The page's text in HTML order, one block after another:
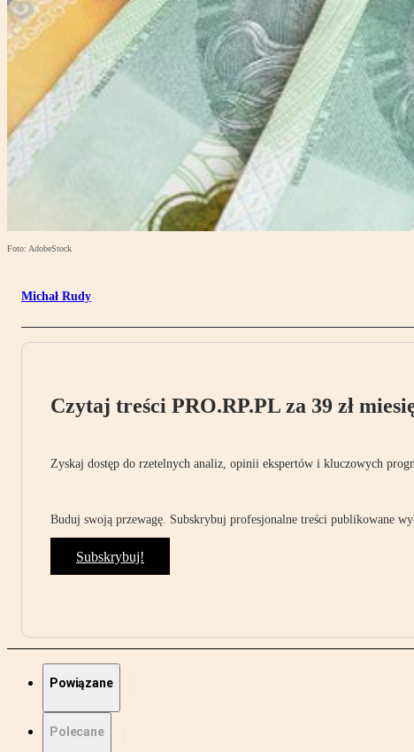
Foto: AdobeStock
Michał Rudy
Czytaj treści PRO.RP.PL za 39 zł
Zyskaj dostęp do rzetelnych analiz, opinii ekspertów i kluczowych
Buduj swoją przewagę. Subskrybuj profesjonalne treści publikowane
Subskrybuj!
Powiązane
Polecane